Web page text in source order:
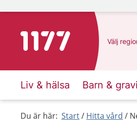
Till startsidan för 1177 Välj
Liv & hälsa Barn &
Du är här: Start Hitta vård